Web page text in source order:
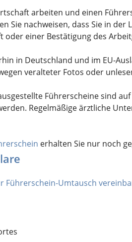
arbeiten und einen
Sie nachweisen, dass Sie in
oder einer Bestätigung des
in Deutschland und im EU-
veralteter Fotos oder
Führerscheine sind
Regelmäßige ärztliche
erhalten Sie nur noch
Führerschein-Umtausch